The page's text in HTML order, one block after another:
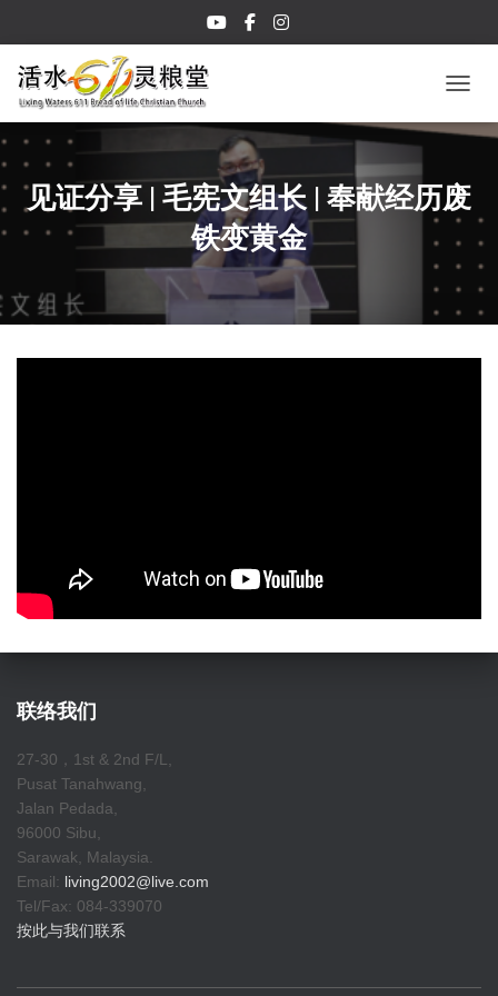
见证分享 | 毛宪文组长 | 奉献经历废
铁变黄金
联络我们
27-30，1st & 2nd F/L,
Pusat Tanahwang,
Jalan Pedada,
96000 Sibu,
Sarawak, Malaysia.
Email: living2002@live.com
Tel/Fax: 084-339070
按此与我们联系